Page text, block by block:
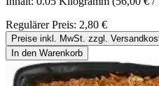
Regulärer Preis: 2,80 €
Preise inkl. MwSt. zzgl.
In den Warenkorb